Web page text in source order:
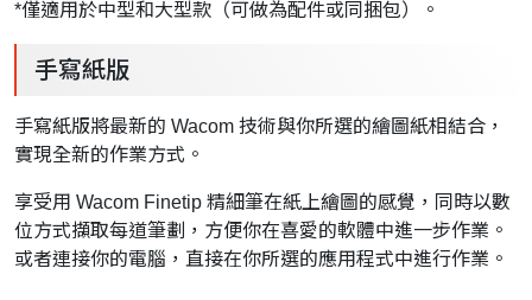
*僅適用於中型和大型款（可做為配件或同捆包）。
手寫紙版
手寫紙版將最新的 Wacom 技術與你所選的繪圖紙相結合，
實現全新的作業方式。
享受用 Wacom Finetip 精細筆在紙上繪圖的感覺，同時以數
位方式擷取每道筆劃，方便你在喜愛的軟體中進一步作業。
或者連接你的電腦，直接在你所選的應用程式中進行作業。